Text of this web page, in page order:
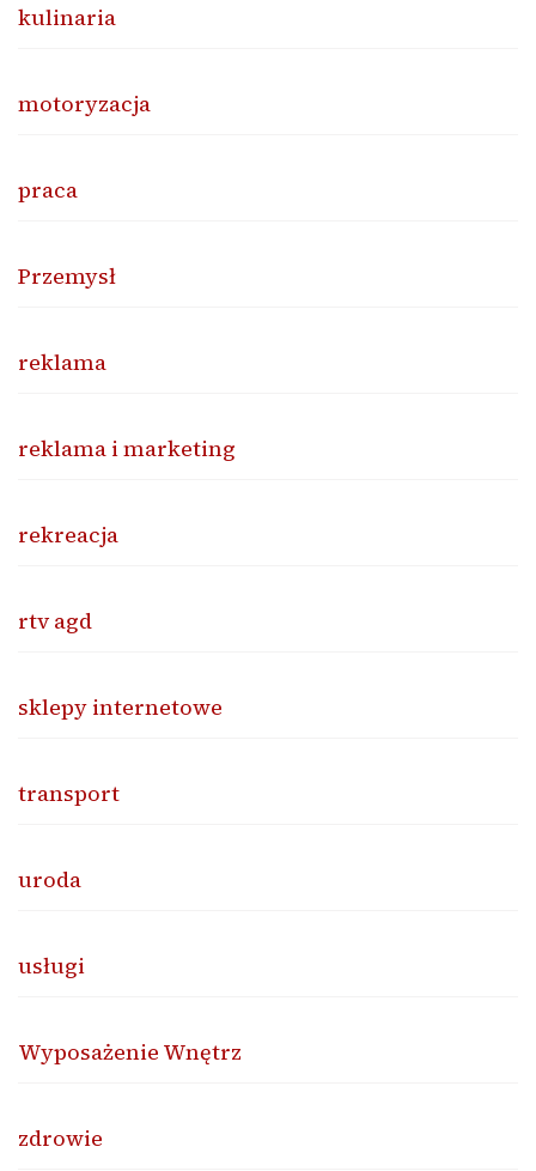
kulinaria
motoryzacja
praca
Przemysł
reklama
reklama i marketing
rekreacja
rtv agd
sklepy internetowe
transport
uroda
usługi
Wyposażenie Wnętrz
zdrowie